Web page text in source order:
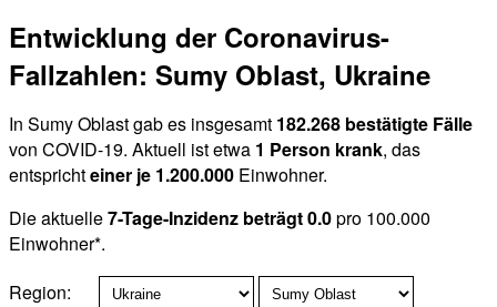
Entwicklung der Coronavirus-
Fallzahlen: Sumy Oblast, Ukraine
In Sumy Oblast gab es insgesamt 182.268 bestätigte Fälle
von COVID-19. Aktuell ist etwa 1 Person krank, das
entsprichteiner je 1.200.000 Einwohner.
Die aktuelle7-Tage-Inzidenz beträgt 0.0pro 100.000
Einwohner*.
Region: